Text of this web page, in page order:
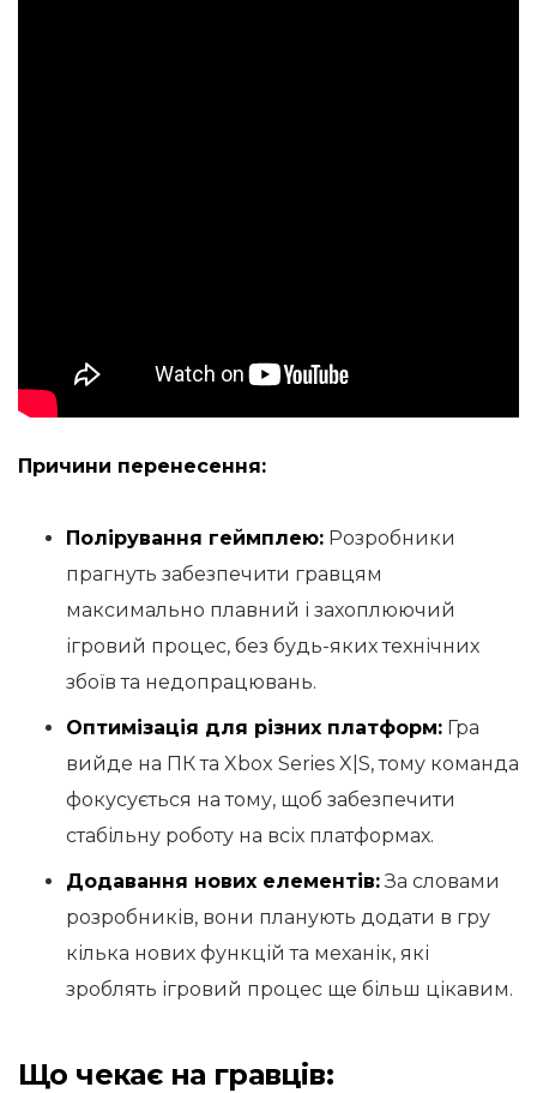
Причини перенесення:
Полірування геймплею: Розробники
прагнуть забезпечити гравцям
максимально плавний і захоплюючий
ігровий процес, без будь-яких технічних
збоїв та недопрацювань.
Оптимізація для різних платформ: Гра
вийде на ПК та Xbox Series X|S, тому команда
фокусується на тому, щоб забезпечити
стабільну роботу на всіх платформах.
Додавання нових елементів:За словами
розробників, вони планують додати в гру
кілька нових функцій та механік, які
зроблять ігровий процес ще більш цікавим.
Що чекає на гравців: